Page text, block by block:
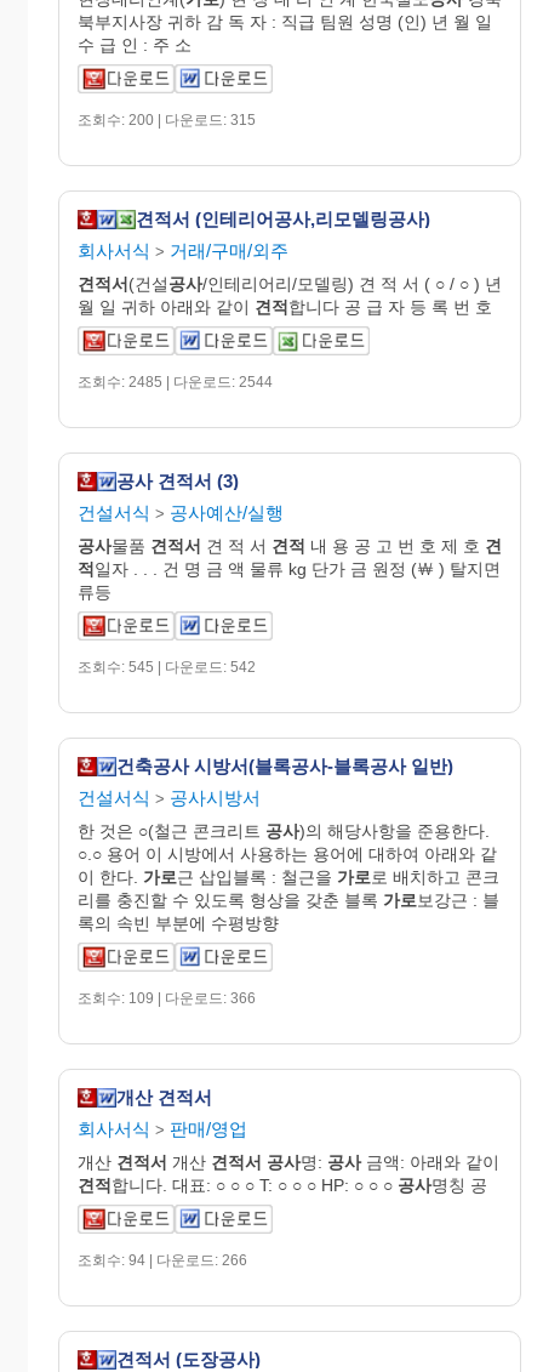
북부지사장 귀하 감 독 자 : 직급 팀원 성명 (인) 년 월 일
수 급 인 : 주 소
조회수: 200 | 다운로드: 315
견적서 (인테리어공사,리모델링공사)
회사서식 > 거래/구매/외주
견적서(건설공사/인테리어리/모델링) 견 적 서 ( ○ / ○ ) 년
월 일 귀하 아래와 같이 견적합니다 공 급 자 등 록 번 호
조회수: 2485 | 다운로드: 2544
공사 견적서 (3)
건설서식 > 공사예산/실행
공사물품 견적서 견 적 서 견적 내 용 공 고 번 호 제 호 견
적일자 . . . 건 명 금 액 물류 kg 단가 금 원정 (￦ ) 탈지면
류등
조회수: 545 | 다운로드: 542
건축공사 시방서(블록공사-블록공사 일반)
건설서식 > 공사시방서
한 것은 ○(철근 콘크리트 공사)의 해당사항을 준용한다.
○.○ 용어 이 시방에서 사용하는 용어에 대하여 아래와 같
이 한다. 가로근 삽입블록 : 철근을 가로로 배치하고 콘크
리를 충진할 수 있도록 형상을 갖춘 블록 가로보강근 : 블
록의 속빈 부분에 수평방향
조회수: 109 | 다운로드: 366
개산 견적서
회사서식 > 판매/영업
개산 견적서 개산 견적서 공사명: 공사금액: 아래와 같이
견적합니다. 대표: ○ ○ ○ T: ○ ○ ○ HP: ○ ○ ○ 공사명칭 공
조회수: 94 | 다운로드: 266
견적서 (도장공사)